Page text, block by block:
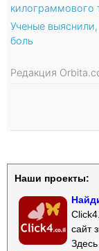
килограммового
Ученые
боль
Редакция
Наши проекты:
сайт